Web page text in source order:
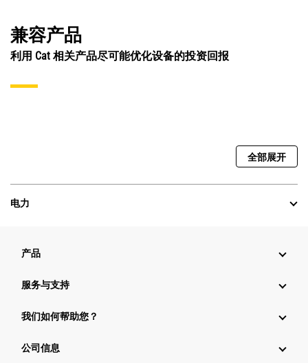
兼容产品
利用 Cat 相关产品尽可能优化设备的投资回报
全部展开
电力
产品
服务与支持
我们如何帮助您？
公司信息